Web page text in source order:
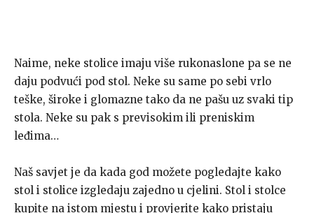
Naime, neke stolice imaju više rukonaslone pa se ne
daju podvući pod stol. Neke su same po sebi vrlo
teške, široke i glomazne tako da ne pašu uz svaki tip
stola. Neke su pak s previsokim ili preniskim
leđima…
Naš savjet je da kada god možete pogledajte kako
stol i stolice izgledaju zajedno u cjelini. Stol i stolce
kupite na istom mjestu i provjerite kako pristaju